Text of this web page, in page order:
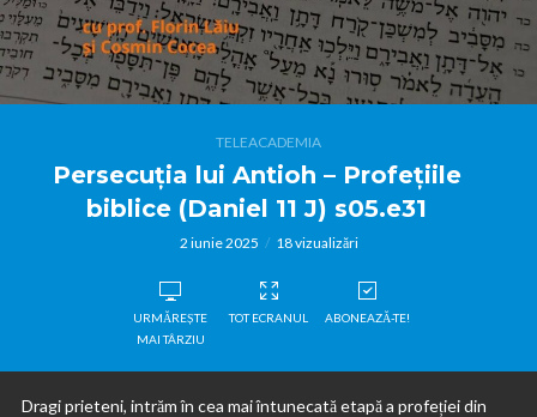
TELEACADEMIA
Persecuția lui Antioh – Profețiile
biblice (Daniel 11 J) s05.e31
2 iunie 2025 18 vizualizări
URMĂREȘTE
MAI TÂRZIU
TOT ECRANUL ABONEAZĂ-TE!
Dragi prieteni, intrăm în cea mai întunecată etapă a profeției din